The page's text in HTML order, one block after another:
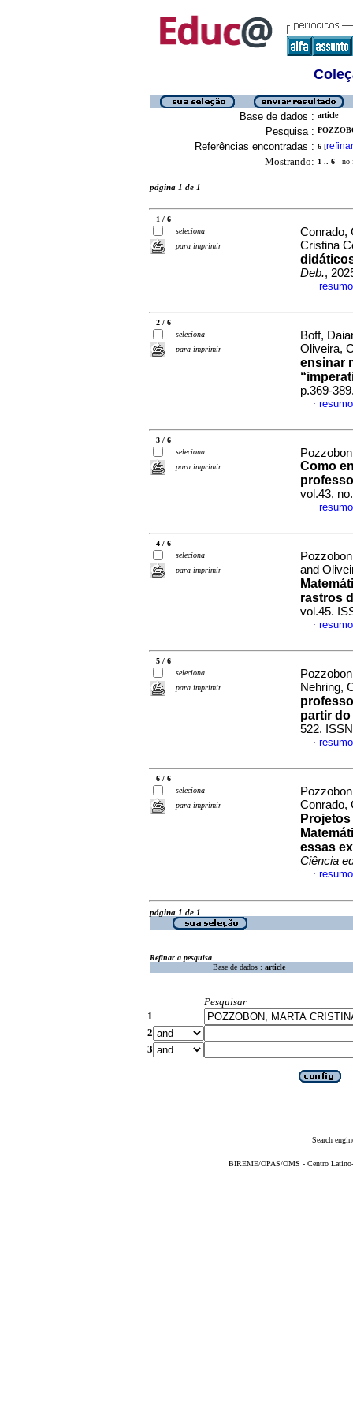
Base de dados : article
Pesquisa :
Referências encontradas : 6 [refinar
Mostrando: 1 .. 6 no
página 1 de 1
1 / 6
seleciona
para imprimir
Conrado,
Cristina
Deb.,
·
2 / 6
seleciona
para imprimir
Boff,
Oliveira,
ensinar
p.369-
·
3 / 6
seleciona
para imprimir
Como
vol.43,
·
4 / 6
seleciona
para imprimir
and
rastros
vol.45.
·
5 / 6
seleciona
para imprimir
Nehring,
partir do
522.
·
6 / 6
seleciona
para imprimir
Conrado,
essas
Ciência
·
página 1 de 1
Refinar a pesquisa
Base de dados : article
Pesquisar
1
2
3
Search
BIREME/OPAS/OMS - Centro Latino-